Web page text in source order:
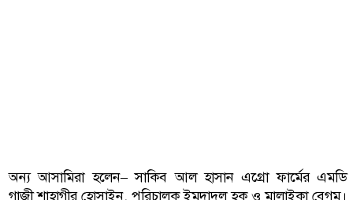
অন্য আসামিরা হলেন– সাকিব আল হাসান এগ্রো ফার্মের এমডি
গাজী শাহাগীর হোসাইন, পরিচালক ইমদাদুল হক ও মালাইকা বেগম।